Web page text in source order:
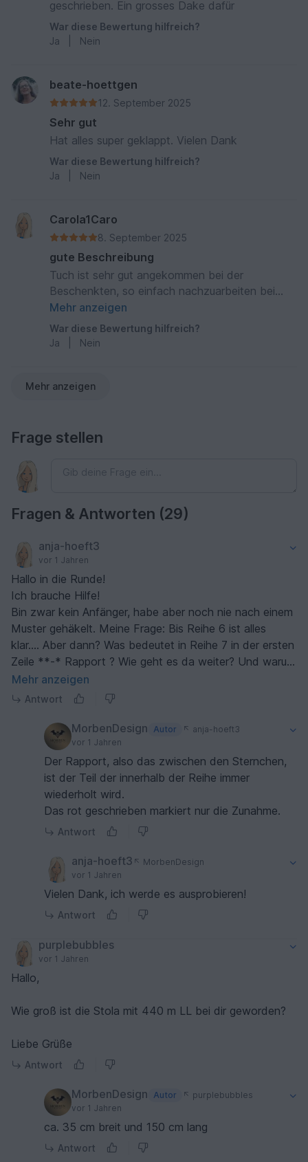
geschrieben. Ein grosses Dake dafür
War diese Bewertung hilfreich?
Ja
Nein
beate-hoettgen
12. September 2025
Sehr gut
Hat alles super geklappt. Vielen Dank
War diese Bewertung hilfreich?
Ja
Nein
Carola1Caro
8. September 2025
gute Beschreibung
Tuch ist sehr gut angekommen bei der
Beschenkten, so einfach nachzuarbeiten bei
dieser Beschreibung
Mehr anzeigen
War diese Bewertung hilfreich?
Ja
Nein
Mehr anzeigen
Frage stellen
Fragen & Antworten (29)
anja-hoeft3
vor 1 Jahren
Hallo in die Runde!
Ich brauche Hilfe!
Bin zwar kein Anfänger, habe aber noch nie nach einem
Muster gehäkelt. Meine Frage: Bis Reihe 6 ist alles
klar…. Aber dann? Was bedeutet in Reihe 7 in der ersten
Zeile **-* Rapport ? Wie geht es da weiter? Und warum
sind in der 2. Zeile die Sachen teilweise Rot
geschrieben?
Mehr anzeigen
Antwort
MorbenDesign Autor
anja-hoeft3
vor 1 Jahren
Der Rapport, also das zwischen den Sternchen,
ist der Teil der innerhalb der Reihe immer
wiederholt wird.
Das rot geschrieben markiert nur die Zunahme.
Antwort
anja-hoeft3
MorbenDesign
vor 1 Jahren
Vielen Dank, ich werde es ausprobieren!
Antwort
purplebubbles
vor 1 Jahren
Hallo,
Wie groß ist die Stola mit 440 m LL bei dir geworden?
Liebe Grüße
Antwort
MorbenDesign Autor
purplebubbles
vor 1 Jahren
ca. 35 cm breit und 150 cm lang
Antwort